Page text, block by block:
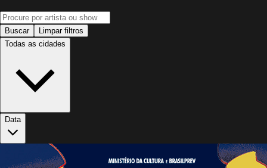
Buscar
Limpar filtros
Todas as cidades
Data